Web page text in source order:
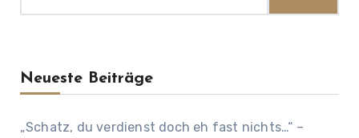
Neueste Beiträge
„Schatz, du verdienst doch eh fast nichts…“ –